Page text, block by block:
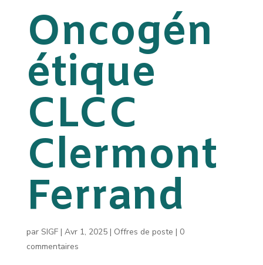
Oncogén
étique
CLCC
Clermont
Ferrand
par SIGF| Avr 1, 2025| Offres de poste | 0
commentaires